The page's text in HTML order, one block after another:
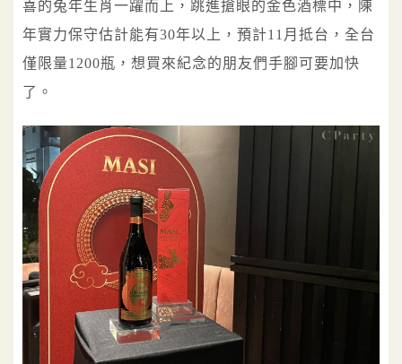
喜的兔年生肖一躍而上，跳進搶眼的金色酒標中，陳
年實力保守估計能有30年以上，預計11月抵台，全台
僅限量1200瓶，想買來紀念的朋友們手腳可要加快
了。